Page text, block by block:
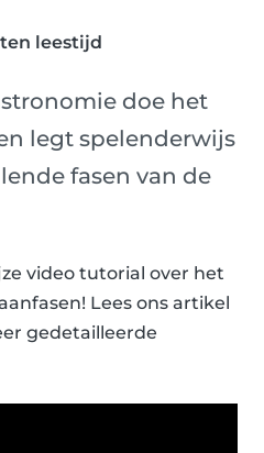
leestijd
doe het
legt spelenderwijs
fasen van de
video tutorial over het
Lees ons artikel
gedetailleerde